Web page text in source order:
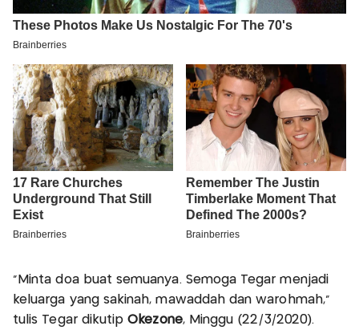
"Minta doa buat semuanya. Semoga Tegar menjadi
keluarga yang sakinah, mawaddah dan warohmah,"
tulis Tegar dikutipOkezone, Minggu (22/3/2020).